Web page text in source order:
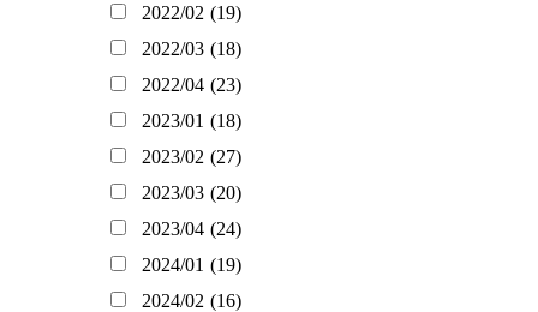
2022/02 (19)
2022/03 (18)
2022/04 (23)
2023/01 (18)
2023/02 (27)
2023/03 (20)
2023/04 (24)
2024/01 (19)
2024/02 (16)